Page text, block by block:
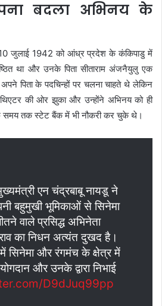
बदला अभिनय के
10 जुलाई 1942 को आंध्र प्रदेश के कंकिपाडु में
था और उनके पिता सीताराम अंजनैयुलु एक
पिता के पदचिन्हों पर चलना चाहते थे लेकिन
की ओर झुका और उन्होंने अभिनय को ही
समय तक स्टेट बैंक में भी नौकरी कर चुके थे।
एन चंद्रबाबू नायडू ने
बहुमुखी भूमिकाओं से सिनेमा
वाले प्रसिद्ध अभिनेता
राव का निधन अत्यंत दुखद है।
सिनेमा और रंगमंच के क्षेत्र में
और उनके द्वारा निभाई
D9dJuq99pp